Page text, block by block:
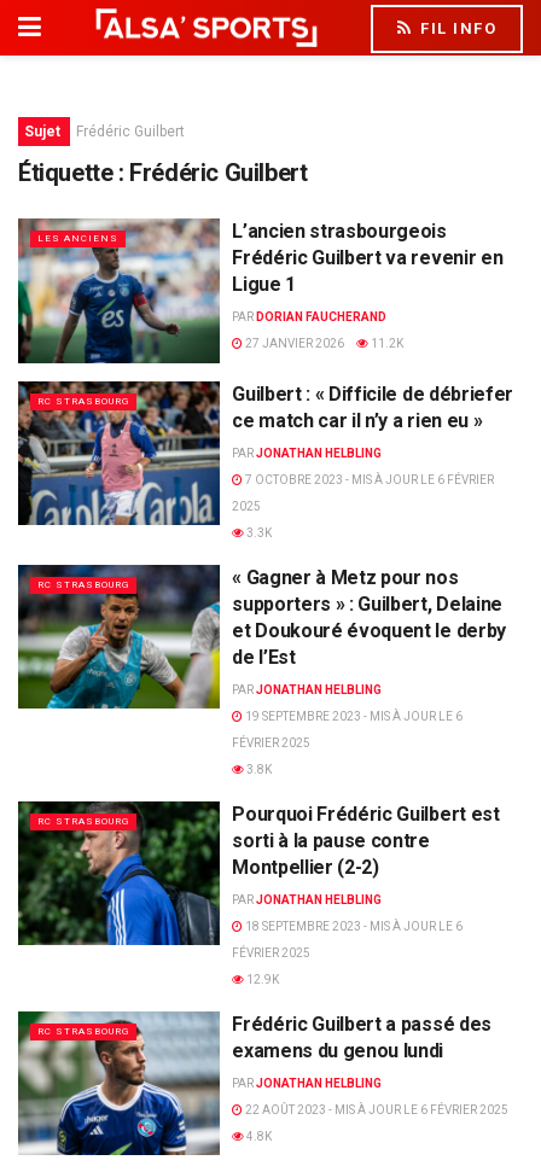
FIL INFO
Sujet Frédéric Guilbert
Étiquette : Frédéric Guilbert
LES ANCIENS
L’ancien strasbourgeois
Frédéric Guilbert va revenir en
Ligue 1
PAR DORIAN FAUCHERAND
27 JANVIER 2026
11.2K
RC STRASBOURG
Guilbert : « Difficile de débriefer
ce match car il n’y a rien eu »
PARJONATHAN HELBLING
7 OCTOBRE 2023 - MIS À JOUR LE 6 FÉVRIER
2025
3.3K
RC STRASBOURG
« Gagner à Metz pour nos
supporters » : Guilbert, Delaine
et Doukouré évoquent le derby
de l’Est
PARJONATHAN HELBLING
19 SEPTEMBRE 2023 - MIS À JOUR LE 6
FÉVRIER 2025
3.8K
RC STRASBOURG
Pourquoi Frédéric Guilbert est
sorti à la pause contre
Montpellier (2-2)
PARJONATHAN HELBLING
18 SEPTEMBRE 2023 - MIS À JOUR LE 6
FÉVRIER 2025
12.9K
RC STRASBOURG
Frédéric Guilbert a passé des
examens du genou lundi
PARJONATHAN HELBLING
22 AOÛT 2023 - MIS À JOUR LE 6 FÉVRIER 2025
4.8K